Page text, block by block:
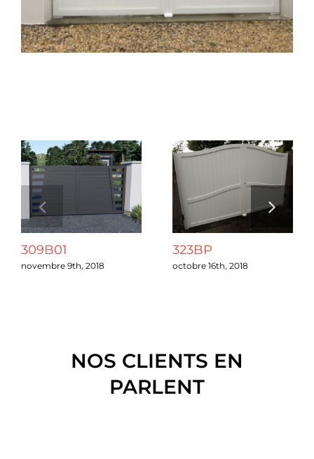
Chantiers
Guide & Aide
Nous Recrutons
309B01
novembre 9th, 2018
323BP
octobre 16th, 2018
NOS CLIENTS EN
PARLENT